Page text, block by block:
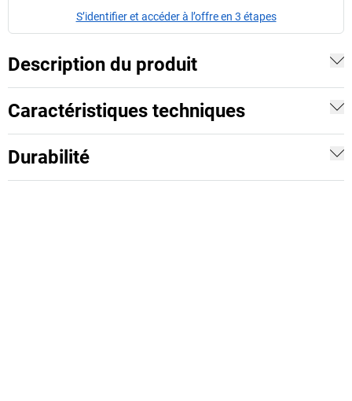
S’identifier et accéder à l’offre en 3 étapes
Description du produit
Caractéristiques techniques
Durabilité